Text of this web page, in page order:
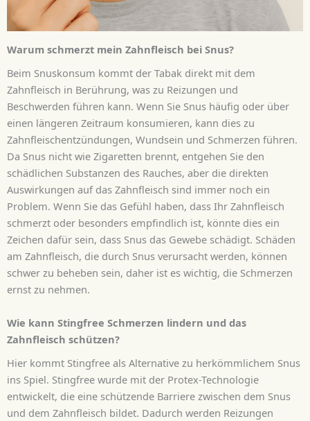
Warum schmerzt mein Zahnfleisch bei Snus?
Beim Snuskonsum kommt der Tabak direkt mit dem
Zahnfleisch in Berührung, was zu Reizungen und
Beschwerden führen kann. Wenn Sie Snus häufig oder über
einen längeren Zeitraum konsumieren, kann dies zu
Zahnfleischentzündungen, Wundsein und Schmerzen führen.
Da Snus nicht wie Zigaretten brennt, entgehen Sie den
schädlichen Substanzen des Rauches, aber die direkten
Auswirkungen auf das Zahnfleisch sind immer noch ein
Problem. Wenn Sie das Gefühl haben, dass Ihr Zahnfleisch
schmerzt oder besonders empfindlich ist, könnte dies ein
Zeichen dafür sein, dass Snus das Gewebe schädigt. Schäden
am Zahnfleisch, die durch Snus verursacht werden, können
schwer zu beheben sein, daher ist es wichtig, die Schmerzen
ernst zu nehmen.
Wie kann Stingfree Schmerzen lindern und das
Zahnfleisch schützen?
Hier kommt Stingfree als Alternative zu herkömmlichem Snus
ins Spiel. Stingfree wurde mit der Protex-Technologie
entwickelt, die eine schützende Barriere zwischen dem Snus
und dem Zahnfleisch bildet. Dadurch werden Reizungen